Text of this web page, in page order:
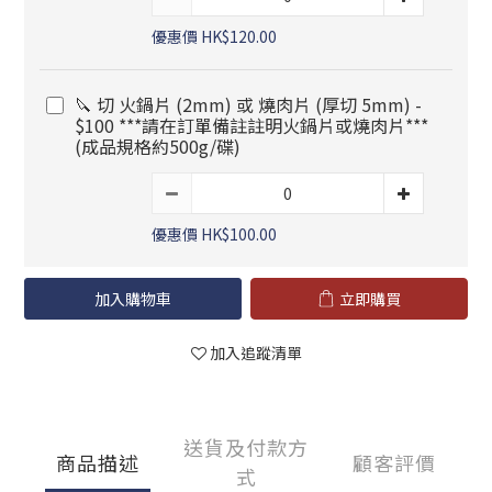
優惠價 HK$120.00
🔪 切 火鍋片 (2mm) 或 燒肉片 (厚切 5mm) -
$100 ***請在訂單備註註明火鍋片或燒肉片***
(成品規格約500g/碟)
優惠價 HK$100.00
加入購物車 立即購買
加入追蹤清單
商品描述
送貨及付款方
式
顧客評價